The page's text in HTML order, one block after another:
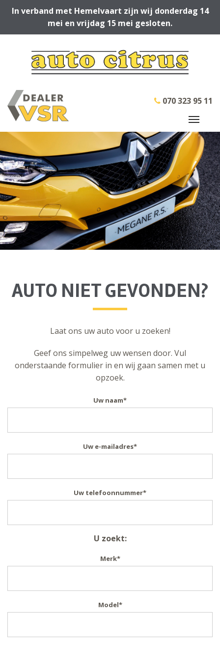
In verband met Hemelvaart zijn wij donderdag 14
mei en vrijdag 15 mei gesloten.
070 323 95 11
AUTO NIET GEVONDEN?
Laat ons uw auto voor u zoeken!
Geef ons simpelweg uw wensen door. Vul
onderstaande formulier in en wij gaan samen met u
opzoek.
Uw naam*
Uw e-mailadres*
Uw telefoonnummer*
U zoekt:
Merk*
Model*